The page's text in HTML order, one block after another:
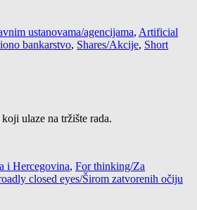
ustanovama/agencijama, Artificial
bankarstvo, Shares/Akcije, Short
ulaze na tržište rada.
i Hercegovina, For thinking/Za
closed eyes/Širom zatvorenih očiju